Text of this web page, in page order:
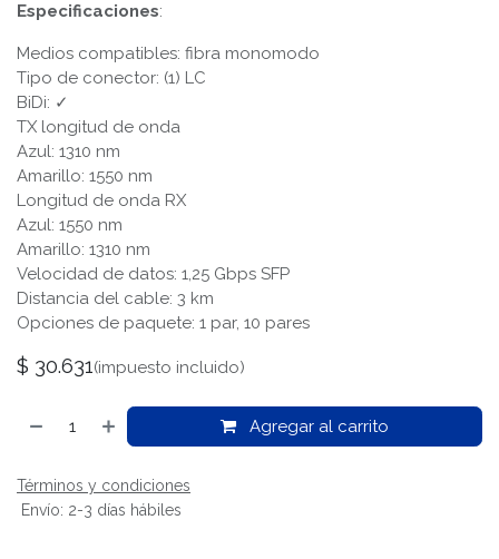
Especificaciones:
Medios compatibles: fibra monomodo
Tipo de conector: (1) LC
BiDi: ✓
TX longitud de onda
Azul: 1310 nm
Amarillo: 1550 nm
Longitud de onda RX
Azul: 1550 nm
Amarillo: 1310 nm
Velocidad de datos: 1,25 Gbps SFP
Distancia del cable: 3 km
Opciones de paquete: 1 par, 10 pares
$ 30.631(impuesto incluido)
Agregar al carrito
Términos y condiciones
Envío: 2-3 días hábiles